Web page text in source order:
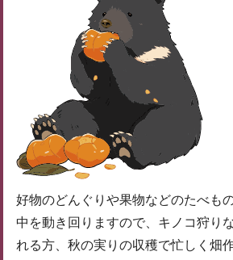
好物のどんぐりや果物などのたべも
中を動き回りますので、キノコ狩り
れる方、秋の実りの収穫で忙しく畑